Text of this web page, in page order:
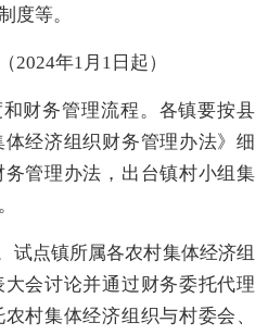
度等。
2024年1 月 1 日 起）
财务管理流程。各镇要按县
体经济组织财务管理办法》细
管理办法，出台镇村小组集
试点镇所属各农村集体经济组
大会讨论并通过财务委托代理
农村集体经济组织与村委会、